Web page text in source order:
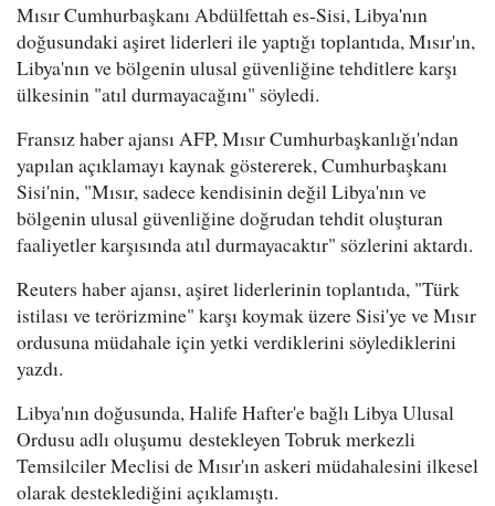
Mısır Cumhurbaşkanı Abdülfettah es-Sisi, Libya'nın
doğusundaki aşiret liderleri ile yaptığı toplantıda, Mısır'ın,
Libya'nın ve bölgenin ulusal güvenliğine tehditlere karşı
ülkesinin "atıl durmayacağını" söyledi.
Fransız haber ajansı AFP, Mısır Cumhurbaşkanlığı'ndan
yapılan açıklamayı kaynak göstererek, Cumhurbaşkanı
Sisi'nin, "Mısır, sadece kendisinin değil Libya'nın ve
bölgenin ulusal güvenliğine doğrudan tehdit oluşturan
faaliyetler karşısında atıl durmayacaktır" sözlerini aktardı.
Reuters haber ajansı, aşiret liderlerinin toplantıda, "Türk
istilası ve terörizmine" karşı koymak üzere Sisi'ye ve Mısır
ordusuna müdahale için yetki verdiklerini söylediklerini
yazdı.
Libya'nın doğusunda, Halife Hafter'e bağlı Libya Ulusal
Ordusu adlı oluşumu destekleyen Tobruk merkezli
Temsilciler Meclisi de Mısır'ın askeri müdahalesini ilkesel
olarak desteklediğini açıklamıştı.